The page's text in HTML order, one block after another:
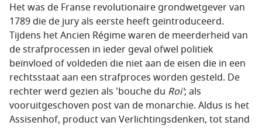
Het was de Franse revolutionaire grondwetgever van
1789 die de jury als eerste heeft geïntroduceerd.
Tijdens het Ancien Régime waren de meerderheid van
de strafprocessen in ieder geval ofwel politiek
beïnvloed of voldeden die niet aan de eisen die in een
rechtsstaat aan een strafproces worden gesteld. De
rechter werd gezien als 'bouche du Roi'; als
vooruitgeschoven post van de monarchie. Aldus is het
Assisenhof, product van Verlichtingsdenken, tot stand